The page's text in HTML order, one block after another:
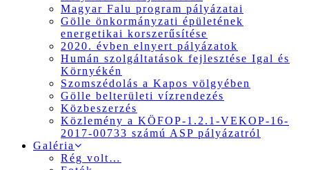
Magyar Falu program pályázatai
Gölle önkormányzati épületének
energetikai korszerűsítése
2020. évben elnyert pályázatok
Humán szolgáltatások fejlesztése Igal és
Környékén
Szomszédolás a Kapos völgyében
Gölle belterületi vízrendezés
Közbeszerzés
Közlemény a KÖFOP-1.2.1-VEKOP-16-
2017-00733 számú ASP pályázatról
Galéria
Rég volt…